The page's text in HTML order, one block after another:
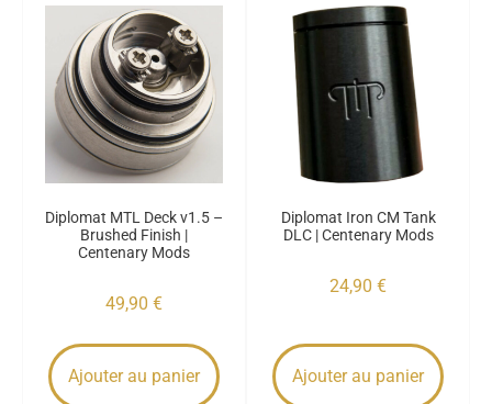
Diplomat MTL Deck v1.5 –
Brushed Finish |
Centenary Mods
49,90 €
Ajouter au panier
Diplomat Iron CM Tank
DLC | Centenary Mods
24,90 €
Ajouter au panier